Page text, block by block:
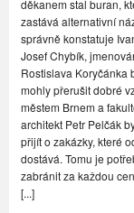
děkanem stal buran,
zastává alternativní
správně konstatuje
Josef Chybík,
Rostislava Koryčánka
mohly přerušit dobré
městem Brnem a
architekt Petr Pelčák
přijít o zakázky, které
dostává. Tomu je
zabránit za každou
[...]